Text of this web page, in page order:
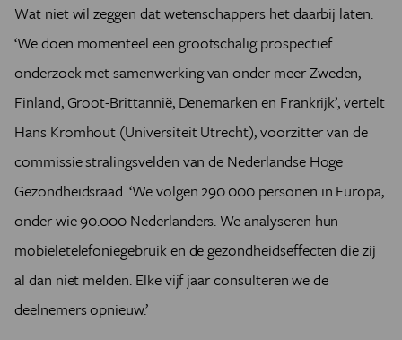
Wat niet wil zeggen dat wetenschappers het daarbij laten.
‘We doen momenteel een grootschalig prospectief
onderzoek met samenwerking van onder meer Zweden,
Finland, Groot-Brittannië, Denemarken en Frankrijk’, vertelt
Hans Kromhout (Universiteit Utrecht), voorzitter van de
commissie stralingsvelden van de Nederlandse Hoge
Gezondheidsraad. ‘We volgen 290.000 personen in Europa,
onder wie 90.000 Nederlanders. We analyseren hun
mobieletelefoniegebruik en de gezondheidseffecten die zij
al dan niet melden. Elke vijf jaar consulteren we de
deelnemers opnieuw.’